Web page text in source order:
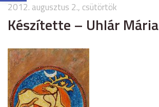
2012. augusztus 2., csütörtök
Készítette – Uhlár Mária